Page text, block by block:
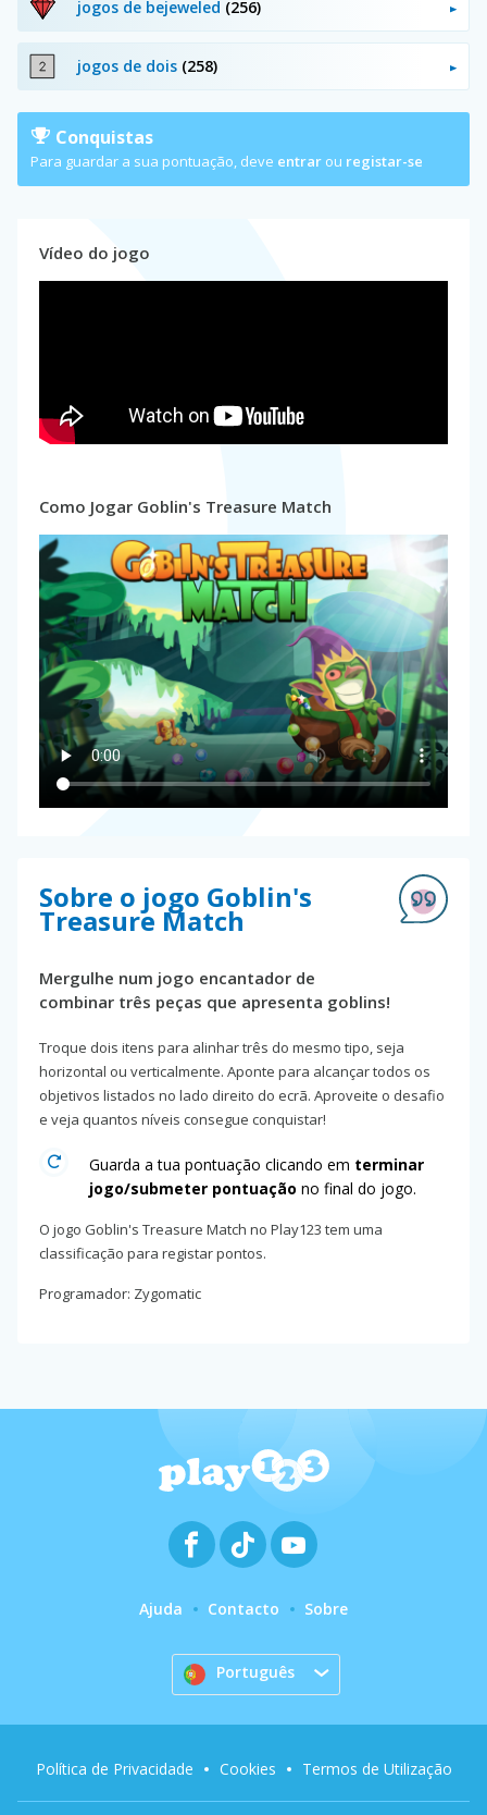
jogos de bejeweled (256)
jogos de dois (258)
Conquistas
Para guardar a sua pontuação, deve entrar ou registar-se
Vídeo do jogo
Como Jogar Goblin's Treasure Match
Sobre o jogo Goblin's
Treasure Match
Mergulhe num jogo encantador de
combinar três peças que apresenta goblins!
Troque dois itens para alinhar três do mesmo tipo, seja
horizontal ou verticalmente. Aponte para alcançar todos os
objetivos listados no lado direito do ecrã. Aproveite o desafio
e veja quantos níveis consegue conquistar!
Guarda a tua pontuação clicando em terminar
jogo/submeter pontuação no final do jogo.
O jogo Goblin's Treasure Match no Play123 tem uma
classificação para registar pontos.
Programador: Zygomatic
Ajuda Contacto Sobre
Português
Política de Privacidade Cookies Termos de Utilização